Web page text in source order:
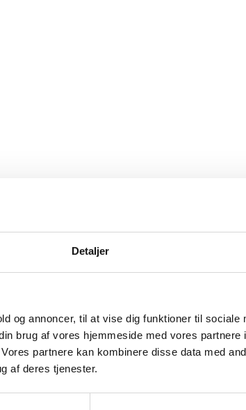
Detaljer
og annoncer, til at vise dig funktioner til sociale
brug af vores hjemmeside med vores partnere
partnere kan kombinere disse data med
af deres tjenester.